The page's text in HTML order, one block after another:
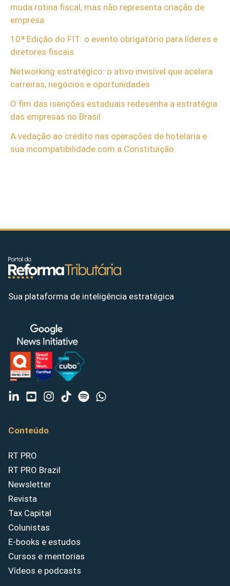
muda rotina fiscal, mas não representa criação de
empresa
10ª Edição do FIT: o evento obrigatório para líderes e
diretores fiscais
Networking estratégico: o ativo invisível que acelera
carreiras, negócios e oportunidades
O fim das isenções estaduais redesenha a estratégia
das empresas no Brasil
A vedação ao crédito nas operações de hotelaria e
sua incompatibilidade com a Constituição
Sua plataforma de inteligência estratégica
Conteúdo
RT PRO
RT PRO Brazil
Newsletter
Revista
Tax Capital
Colunistas
E-books e estudos
Cursos e mentorias
Vídeos e podcasts